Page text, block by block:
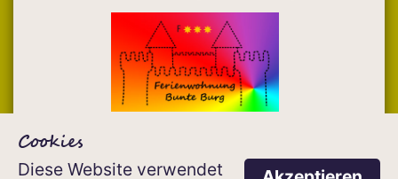
Design & Inhalt Copyright © 2026 www.Hand-
Cookies
Diese Website verwendet